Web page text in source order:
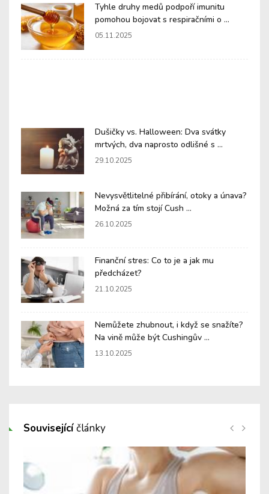
Tyhle druhy medů podpoří imunitu
pomohou bojovat s respiračními o ...
05.11.2025
Dušičky vs. Halloween: Dva svátky
mrtvých, dva naprosto odlišné s ...
29.10.2025
Nevysvětlitelné přibírání, otoky a únava?
Možná za tím stojí Cush ...
26.10.2025
Finanční stres: Co to je a jak mu
předcházet?
21.10.2025
Nemůžete zhubnout, i když se snažíte?
Na vině může být Cushingův ...
13.10.2025
Souvisejícíčlánky